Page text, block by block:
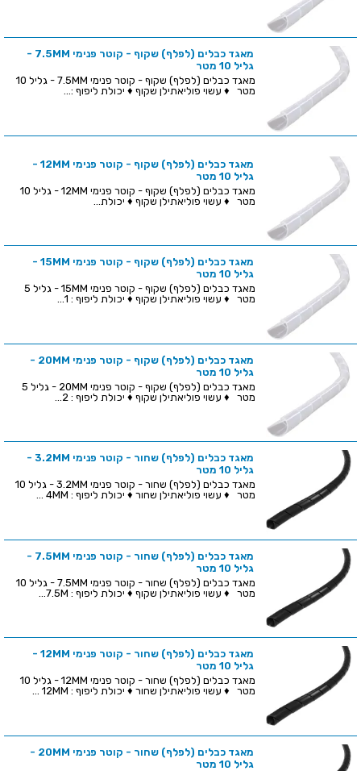
מאגד כבלים (לפלף) שקוף - קוטר פנימי 7.5MM -
גליל 10 מטר
מאגד כבלים (לפלף) שקוף - קוטר פנימי 7.5MM - גליל 10
מטר ♦ עשוי פוליאתילן שקוף ♦ יכולת ליפוף :...
מאגד כבלים (לפלף) שקוף - קוטר פנימי 12MM -
גליל 10 מטר
מאגד כבלים (לפלף) שקוף - קוטר פנימי 12MM - גליל 10
מטר ♦ עשוי פוליאתילן שקוף ♦ יכולת...
מאגד כבלים (לפלף) שקוף - קוטר פנימי 15MM -
גליל 10 מטר
מאגד כבלים (לפלף) שקוף - קוטר פנימי 15MM - גליל 5
מטר ♦ עשוי פוליאתילן שקוף ♦ יכולת ליפוף : 1...
מאגד כבלים (לפלף) שקוף - קוטר פנימי 20MM -
גליל 10 מטר
מאגד כבלים (לפלף) שקוף - קוטר פנימי 20MM - גליל 5
מטר ♦ עשוי פוליאתילן שקוף ♦ יכולת ליפוף : 2...
מאגד כבלים (לפלף) שחור - קוטר פנימי 3.2MM -
גליל 10 מטר
מאגד כבלים (לפלף) שחור - קוטר פנימי 3.2MM - גליל 10
מטר ♦ עשוי פוליאתילן שחור ♦ יכולת ליפוף : 4MM ...
מאגד כבלים (לפלף) שחור - קוטר פנימי 7.5MM -
גליל 10 מטר
מאגד כבלים (לפלף) שחור - קוטר פנימי 7.5MM - גליל 10
מטר ♦ עשוי פוליאתילן שקוף ♦ יכולת ליפוף : 7.5M...
מאגד כבלים (לפלף) שחור - קוטר פנימי 12MM -
גליל 10 מטר
מאגד כבלים (לפלף) שחור - קוטר פנימי 12MM - גליל 10
מטר ♦ עשוי פוליאתילן שחור ♦ יכולת ליפוף : 12MM ...
מאגד כבלים (לפלף) שחור - קוטר פנימי 20MM -
גליל 10 מטר